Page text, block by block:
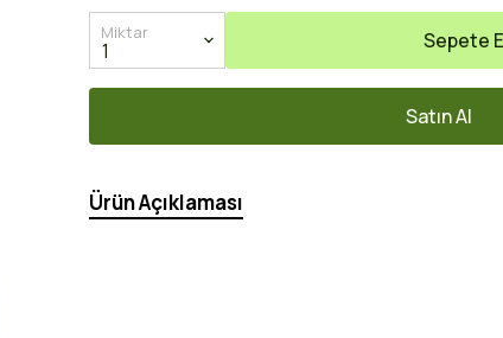
Miktar Sepete
Satın Al
Ürün Açıklaması